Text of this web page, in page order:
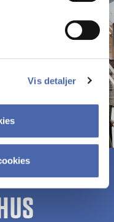
Vis detaljer